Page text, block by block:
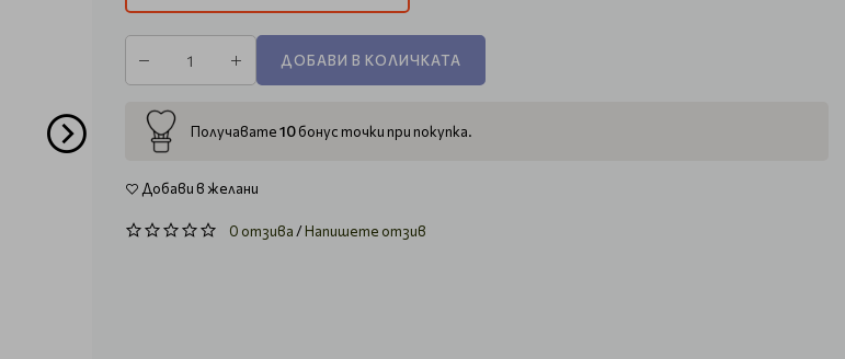
ДОБАВИ В КОЛИЧКАТА
Получавате10бонус точки при покупка.
Добави в желани
0 отзива/Напишете отзив